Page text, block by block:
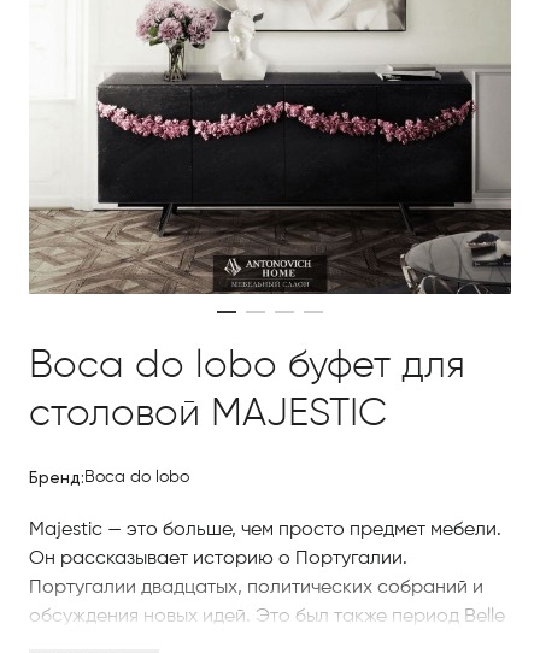
Boca do lobo буфет для
столовой MAJESTIC
Бренд: Boca do lobo
Majestic — это больше, чем просто предмет мебели.
Он рассказывает историю о Португалии.
Португалии двадцатых, политических собраний и
обсуждения новых идей. Это был также период Belle